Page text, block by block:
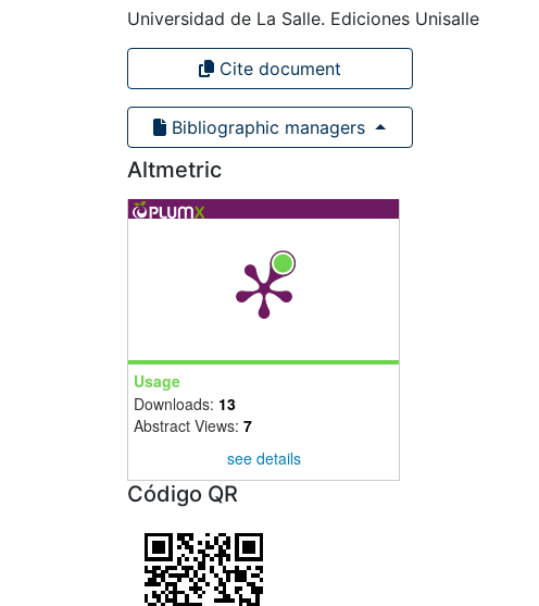
Universidad de La Salle. Ediciones Unisalle
Cite document
Bibliographic managers
Altmetric
Usage
Downloads: 13
Abstract Views: 7
see details
Código QR